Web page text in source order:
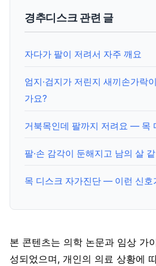
경추디스크 관련 글
자다가 팔이 저려서 자주 깨요
엄지·검지가 저린지 새끼손가락
가요?
거북목인데 팔까지 저려요 — 목
팔·손 감각이 둔해지고 남의 살
목 디스크 자가진단 — 이런 신호
본 콘텐츠는 의학 논문과 임상 가
성되었으며, 개인의 의료 상황에